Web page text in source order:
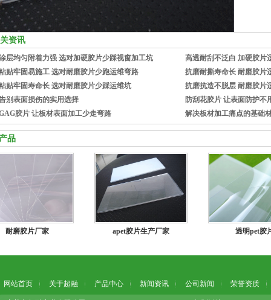
资讯
层均匀附着力强 选对加硬胶片少踩视窗加工坑
高透耐刮不泛白 加硬胶片
贴牢固易施工 选对耐磨胶片少跑运维弯路
抗磨耐撕寿命长 耐磨胶片
贴牢固寿命长 选对耐磨胶片少踩运维坑
抗磨抗造不脱层 耐磨胶片
别表面损伤的实用选择
防刮花胶片 让表面防护不
胶片 让板材表面加工少走弯路
解决板材加工痛点的基础
品
耐磨胶片厂家 apet胶片生产厂家 透明pet胶
网站首页 关于超融 产品中心 新闻资讯 公司新闻 荣誉资质